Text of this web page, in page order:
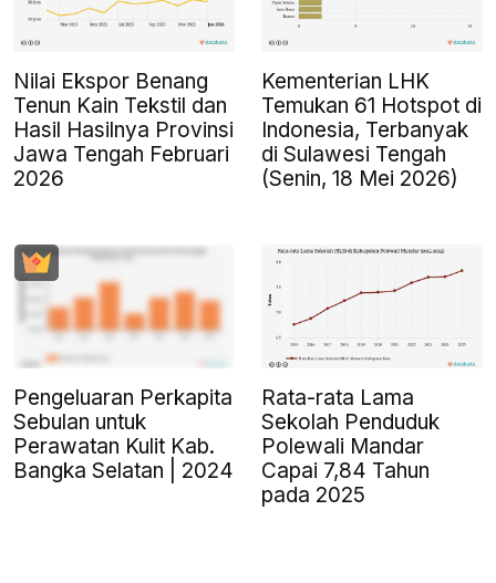
Nilai Ekspor Benang
Tenun Kain Tekstil dan
Hasil Hasilnya Provinsi
Jawa Tengah Februari
2026
Kementerian LHK
Temukan 61 Hotspot di
Indonesia, Terbanyak
di Sulawesi Tengah
(Senin, 18 Mei 2026)
Pengeluaran Perkapita
Sebulan untuk
Perawatan Kulit Kab.
Bangka Selatan | 2024
Rata-rata Lama
Sekolah Penduduk
Polewali Mandar
Capai 7,84 Tahun
pada 2025